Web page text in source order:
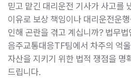
믿고 맡긴 대리운전 기사가 사고를
이유로 보상 책임이나 대리운전운
인해 곤란을 겪고 계십니까? 법무법
음주교통대응TF팀에서 차주의 억
자산을 지키기 위한 법적 쟁점을 명
드립니다.